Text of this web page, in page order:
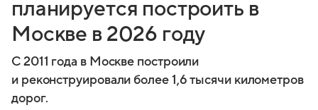
планируется построить в
Москве в 2026 году
С 2011 года в Москве построили
и реконструировали более 1,6 тысячи километров
дорог.